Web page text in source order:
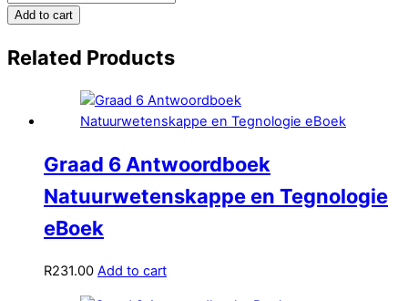
Add to cart
Related Products
Graad 6 Antwoordboek
Natuurwetenskappe en Tegnologie
eBoek
R231.00 Add to cart